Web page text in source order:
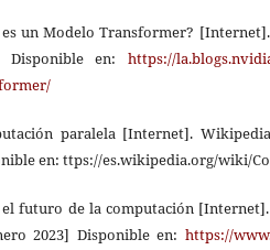
es un Modelo Transformer?
Disponible en: https://
paralela [Internet].
en: ttps://es.wikipedia.org/wiki/
el futuro de la computación
2023] Disponible en: https://